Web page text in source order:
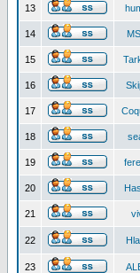
13
14
15
16
17
18
19
20
21
22
23